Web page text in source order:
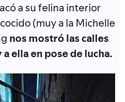
a su felina interior
(muy a la Michelle
nos mostró las calles
ella en pose de lucha.